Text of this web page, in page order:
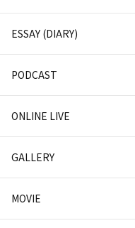
ESSAY (DIARY)
PODCAST
ONLINE LIVE
GALLERY
MOVIE